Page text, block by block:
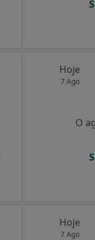
Hoje
7 Ago
O
Hoje
7 Ago